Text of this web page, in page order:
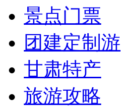
景点门票
团建定制游
甘肃特产
旅游攻略